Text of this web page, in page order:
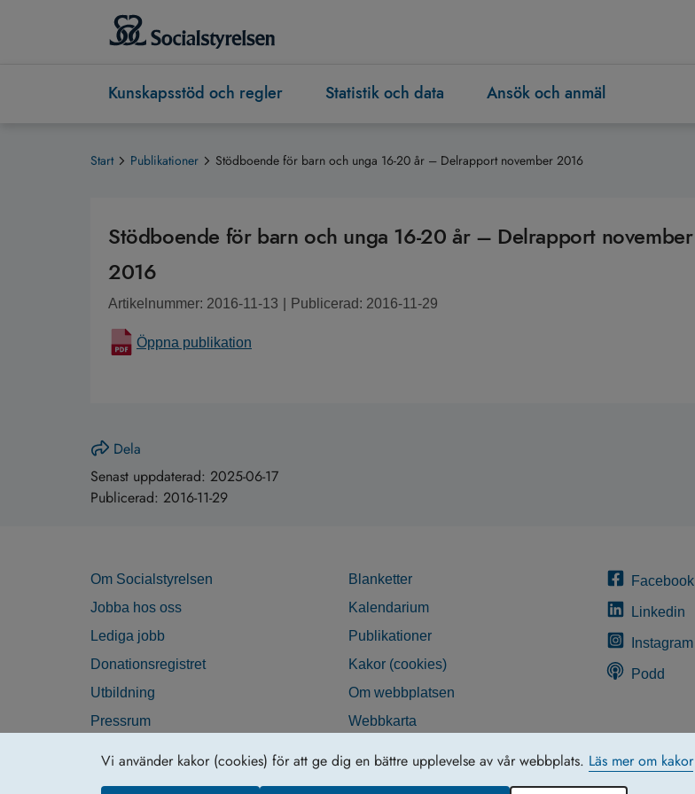
Vi använder kakor (cookies) för att ge dig en bättre upplevelse av vår webbplats. Läs mer om kakor
Kunskapsstöd och regler Statistik och data Ansök och anmäl
Start Publikationer Stödboende för barn och unga 16-20 år – Delrapport november 2016
Stödboende för barn och unga 16-20 år – Delrapport november
2016
Artikelnummer: 2016-11-13 Publicerad: 2016-11-29
Öppna publikation
Dela
Senast uppdaterad: 2025-06-17
Publicerad: 2016-11-29
Om Socialstyrelsen
Jobba hos oss
Lediga jobb
Donationsregistret
Utbildning
Pressrum
Blanketter
Kalendarium
Publikationer
Kakor (cookies)
Om webbplatsen
Webbkarta
Facebook
Linkedin
Instagram
Podd